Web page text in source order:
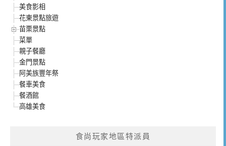
美食影相
花東景點旅遊
苗栗景點
菜單
親子餐廳
金門景點
阿美族豐年祭
餐車美食
餐酒館
高雄美食
食尚玩家地區特派員